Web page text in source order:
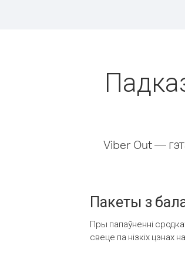
Viber Out —
Пакеты з
Пры папаўненні
свеце па нізкіх цэнах